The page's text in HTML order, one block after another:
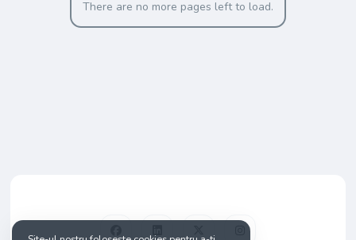
There are no more pages left to load.